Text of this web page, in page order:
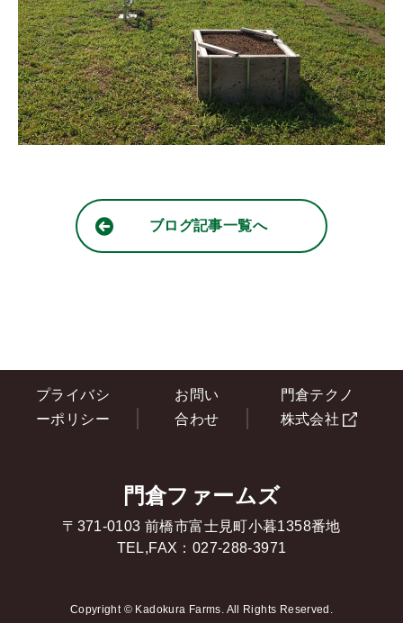
ブログ記事一覧へ
プライバシ
ーポリシー
お問い
合わせ
門倉テクノ
株式会社
門倉ファームズ
〒371-0103 前橋市富士見町小暮1358番地
TEL,FAX： 027-288-3971
Copyright © Kadokura Farms. All Rights Reserved.